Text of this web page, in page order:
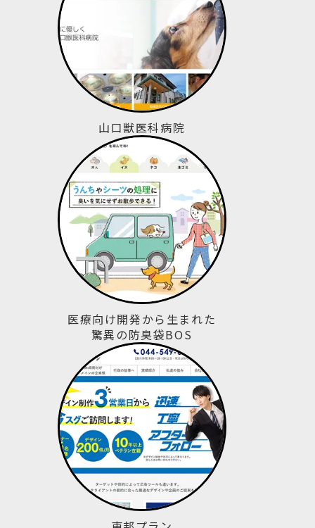
山口獣医科病院
医療向け開発から生まれた
驚異の防臭袋BOS